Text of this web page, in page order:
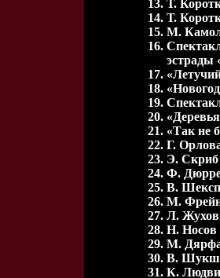
Т.
Т.
М.
эстрады
«Так не
Г.
Э. Скриб
Ф.
В.
М. Фрейн
Л.
Н. Носов
М.
В.
К.